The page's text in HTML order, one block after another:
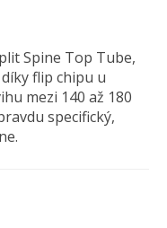
Spine Top Tube,
flip chipu u
mezi 140 až 180
specifický,